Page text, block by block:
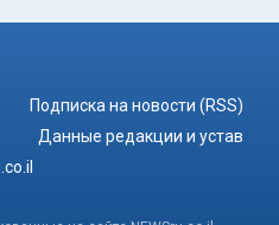
Подписка на новости (RSS)
Данные редакции и устав